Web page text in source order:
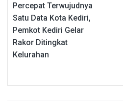
Percepat Terwujudnya
Satu Data Kota Kediri,
Pemkot Kediri Gelar
Rakor Ditingkat
Kelurahan